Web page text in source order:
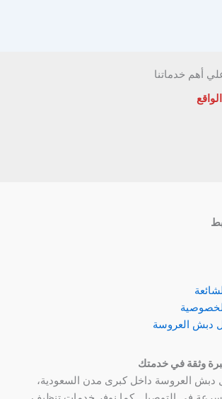
أهم خدماتنا
دبش العروسة
وثقة في خدمتك
دبش العروسة داخل كبرى مدن السعودية،